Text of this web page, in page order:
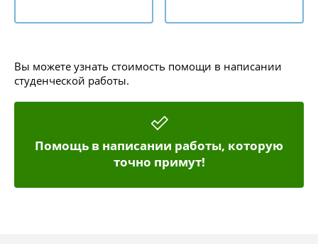
Вы можете узнать стоимость помощи в написании
студенческой работы.
Помощь в написании работы, которую
точно примут!